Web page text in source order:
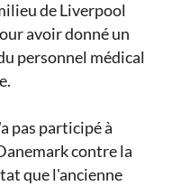
de Liverpool
avoir donné un
personnel médical
pas participé à
contre la
que l'ancienne